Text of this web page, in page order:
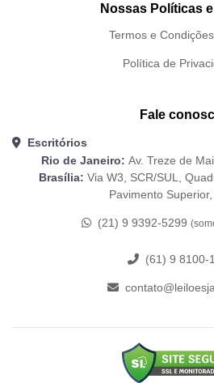
Nossas Políticas
Termos e
Política de
Fale
Escritórios
Rio de Janeiro: Av. Treze de
Brasília: Via W3, SCR/SUL,
Pavimento
(21) 9 9392-5299
(61) 9 8100-